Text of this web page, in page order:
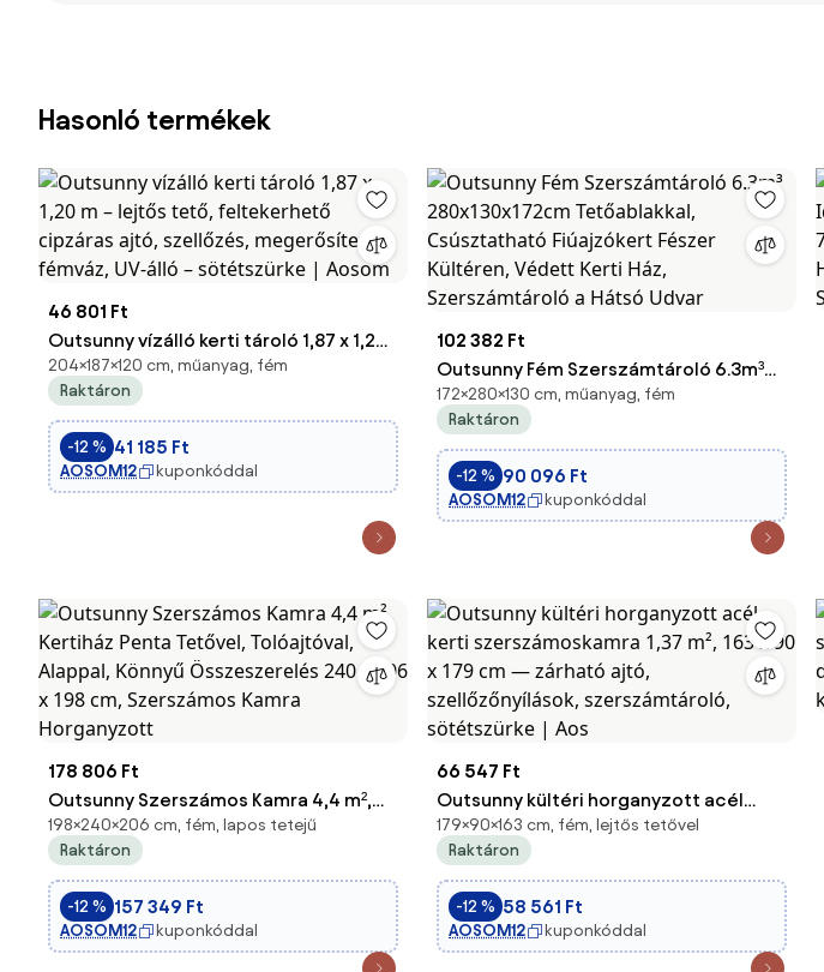
Hasonló termékek
46 801 Ft
Outsunny vízálló kerti tároló 1,87 x 1,20
m – lejtős tető, feltekerhető cipzáras
ajtó, szellőzés, megerősített fémváz,
UV-álló – sötétszürke | Aosom
204×187×120 cm, műanyag, fém
Raktáron
-12 % 41 185 Ft
AOSOM12 kuponkóddal
102 382 Ft
Outsunny Fém Szerszámtároló 6.3m³
280x130x172cm Tetőablakkal,
Csúsztatható Fiúajzókert Fészer
Kültéren, Védett Kerti Ház,
Szerszámtároló a Hátsó Udvar
172×280×130 cm, műanyag, fém
Raktáron
-12 % 90 096 Ft
AOSOM12 kuponkóddal
178 806 Ft
Outsunny Szerszámos Kamra 4,4 m²,
Kertiház Penta Tetővel, Tolóajtóval,
Alappal, Könnyű Összeszerelés 240 x
206 x 198 cm, Szerszámos Kamra
Horganyzott
198×240×206 cm, fém, lapos tetejű
Raktáron
-12 % 157 349 Ft
AOSOM12 kuponkóddal
66 547 Ft
Outsunny kültéri horganyzott acél
kerti szerszámoskamra 1,37 m², 163 x
90 x 179 cm — zárható ajtó,
szellőzőnyílások, szerszámtároló,
sötétszürke | Aos
179×90×163 cm, fém, lejtős tetővel
Raktáron
-12 % 58 561 Ft
AOSOM12 kuponkóddal